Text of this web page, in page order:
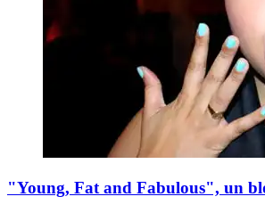
"Young, Fat and Fabulous", un